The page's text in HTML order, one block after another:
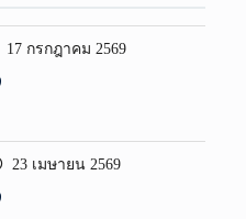
17 กรกฎาคม 2569
23 เมษายน 2569